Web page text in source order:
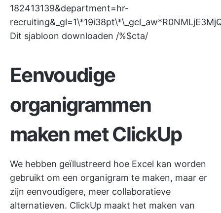
182413139&department=hr-
Dit sjabloon downloaden /%$cta/
Eenvoudige
organigrammen
maken met ClickUp
We hebben geïllustreerd hoe Excel kan worden
gebruikt om een organigram te maken, maar er
zijn eenvoudigere, meer collaboratieve
alternatieven. ClickUp maakt het maken van